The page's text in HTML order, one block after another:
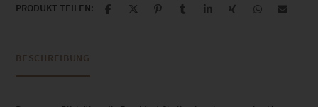
PRODUKT TEILEN:
BESCHREIBUNG